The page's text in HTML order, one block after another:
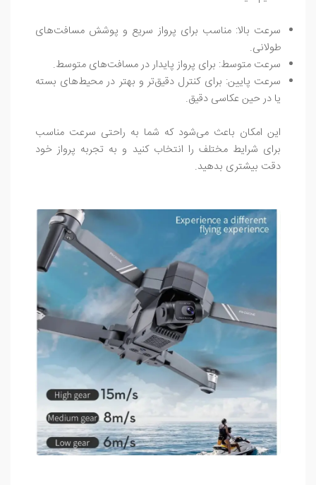
سرعت بالا: مناسب برای پرواز سریع و پوشش مسافت‌های
طولانی.
سرعت متوسط: برای پرواز پایدار در مسافت‌های متوسط.
سرعت پایین: برای کنترل دقیق‌تر و بهتر در محیط‌های بسته
یا در حین عکاسی دقیق.
این امکان باعث می‌شود که شما به راحتی سرعت مناسب
برای شرایط مختلف را انتخاب کنید و به تجربه پرواز خود
دقت بیشتری بدهید.